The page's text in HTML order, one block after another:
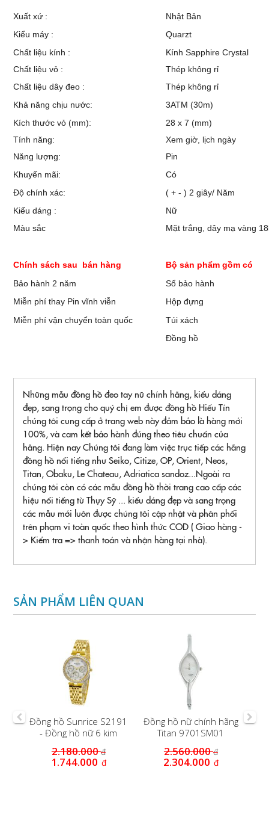
Xuất xứ :
Nhật Bản
Kiểu máy :
Quarzt
Chất liệu kính :
Kính Sapphire Crystal
Chất liệu vỏ :
Thép không rỉ
Chất liệu dây đeo :
Thép không rỉ
Khả năng chịu nước:
3ATM (30m)
Kích thước vỏ (mm):
28 x 7 (mm)
Tính năng:
Xem giờ, lịch ngày
Năng lượng:
Pin
Khuyến mãi:
Có
Độ chính xác:
( + - ) 2 giây/ Năm
Kiểu dáng :
Nữ
Màu sắc
Mặt trắng, dây mạ vàng
Chính sách sau bán hàng
Bộ sản phẩm gồm có
Bảo hành 2 năm
Sổ bảo hành
Miễn phí thay Pin vĩnh viễn
Hộp đựng
Miễn phí vận chuyển toàn quốc
Túi xách
Đồng hồ
Những mẫu đồng hồ đeo tay nữ chính hãng, kiểu dáng
đẹp, sang trọng cho quý chị em được đồng hồ Hiếu Tín
chúng tôi cung cấp ở trang web này đảm bảo là hàng mới
100%, và cam kết bảo hành đúng theo tiêu chuẩn của
hãng. Hiện nay Chúng tôi đang làm việc trục tiếp các hãng
đồng hồ nổi tiếng như Seiko, Citize, OP, Orient, Neos,
Titan, Obaku, Le Chateau, Adriatica sandoz...Ngoài ra
chúng tôi còn có các mẫu đồng hồ thời trang cao cấp các
hiệu nổi tiếng từ Thụy Sỹ ... kiểu dáng đẹp và sang trọng
các mẫu mới luôn được chúng tôi cập nhật và phân phối
trên phạm vi toàn quốc theo hình thức COD ( Giao hàng -
> Kiểm tra => thanh toán và nhận hàng tại nhà).
SẢN PHẨM LIÊN QUAN
Đồng hồ Sunrice S2191
- Đồng hồ nữ 6 kim
2.180.000đ
1.744.000 đ
Đồng hồ nữ chính hãng
Titan 9701SM01
2.560.000đ
2.304.000 đ